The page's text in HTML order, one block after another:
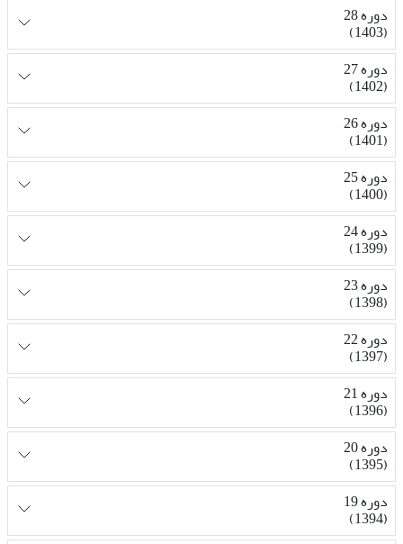
دوره 28
(1403)
دوره 27
(1402)
دوره 26
(1401)
دوره 25
(1400)
دوره 24
(1399)
دوره 23
(1398)
دوره 22
(1397)
دوره 21
(1396)
دوره 20
(1395)
دوره 19
(1394)